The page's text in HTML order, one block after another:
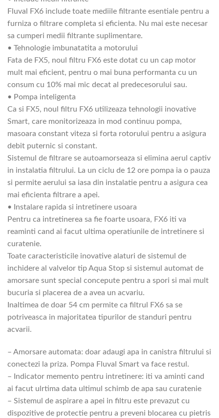
Fluval FX6 include toate mediile filtrante esentiale pentru a
furniza o filtrare completa si eficienta. Nu mai este necesar
sa cumperi medii filtrante suplimentare.
• Tehnologie imbunatatita a motorului
Fata de FX5, noul filtru FX6 este dotat cu un cap motor
mult mai eficient, pentru o mai buna performanta cu un
consum cu 10% mai mic decat al predecesorului sau.
• Pompa inteligenta
Ca si FX5, noul filtru FX6 utilizeaza tehnologii inovative
Smart, care monitorizeaza in mod continuu pompa,
masoara constant viteza si forta rotorului pentru a asigura
debit puternic si constant.
Sistemul de filtrare se autoamorseaza si elimina aerul captiv
in instalatia filtrului. La un ciclu de 12 ore pompa ia o pauza
si permite aerului sa iasa din instalatie pentru a asigura cea
mai eficienta filtrare a apei.
• Instalare rapida si intretinere usoara
Pentru ca intretinerea sa fie foarte usoara, FX6 iti va
reaminti cand ai facut ultima operatiunile de intretinere si
curatenie.
Toate caracteristicile inovative alaturi de sistemul de
inchidere al valvelor tip Aqua Stop si sistemul automat de
amorsare sunt special concepute pentru a spori si mai mult
bucuria si placerea de a avea un acvariu.
Inaltimea de doar 54 cm permite ca filtrul FX6 sa se
potriveasca in majoritatea tipurilor de standuri pentru
acvarii.
– Amorsare automata: doar adaugi apa in canistra filtrului si
conectezi la priza. Pompa Fluval Smart va face restul.
– Indicator memento pentru intretinere: iti va aminti cand
ai facut ulrtima data ultimul schimb de apa sau curatenie
– Sistemul de aspirare a apei in filtru este prevazut cu
dispozitive de protectie pentru a preveni blocarea cu pietris